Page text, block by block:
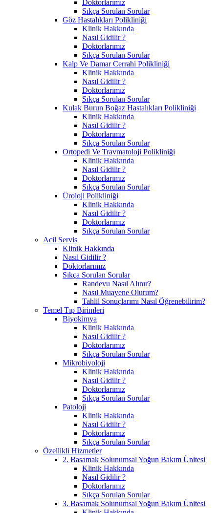
Doktorlarımız
Sıkça Sorulan Sorular
Göz Hastalıkları Polikliniği
Klinik Hakkında
Nasıl Gidilir ?
Doktorlarımız
Sıkça Sorulan Sorular
Kalp Ve Damar Cerrahi Polikliniği
Klinik Hakkında
Nasıl Gidilir ?
Doktorlarımız
Sıkça Sorulan Sorular
Kulak Burun Boğaz Hastalıkları Polikliniği
Klinik Hakkında
Nasıl Gidilir ?
Doktorlarımız
Sıkça Sorulan Sorular
Ortopedi Ve Travmatoloji Polikliniği
Klinik Hakkında
Nasıl Gidilir ?
Doktorlarımız
Sıkça Sorulan Sorular
Üroloji Polikliniği
Klinik Hakkında
Nasıl Gidilir ?
Doktorlarımız
Sıkça Sorulan Sorular
Acil Servis
Klinik Hakkında
Nasıl Gidilir ?
Doktorlarımız
Sıkça Sorulan Sorular
Randevu Nasıl Alınır?
Nasıl Muayene Olurum?
Tahlil Sonuçlarımı Nasıl Öğrenebilirim?
Temel Tıp Birimleri
Biyokimya
Klinik Hakkında
Nasıl Gidilir ?
Doktorlarımız
Sıkça Sorulan Sorular
Mikrobiyoloji
Klinik Hakkında
Nasıl Gidilir ?
Doktorlarımız
Sıkça Sorulan Sorular
Patoloji
Klinik Hakkında
Nasıl Gidilir ?
Doktorlarımız
Sıkça Sorulan Sorular
Özellikli Hizmetler
2. Basamak Solunumsal Yoğun Bakım Ünitesi
Klinik Hakkında
Nasıl Gidilir ?
Doktorlarımız
Sıkça Sorulan Sorular
3. Basamak Solunumsal Yoğun Bakım Ünitesi